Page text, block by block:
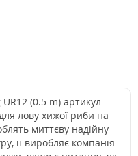
(0.5 m) артикул
лову хижої риби на
миттєву надійну
її виробляє компанія